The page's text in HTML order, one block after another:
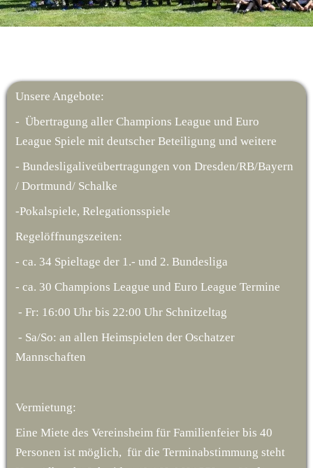
Unsere Angebote:
-  Übertragung aller Champions League und Euro
League Spiele mit deutscher Beteiligung und weitere
- Bundesligaliveübertragungen von Dresden/RB/Bayern
/ Dortmund/ Schalke
-Pokalspiele, Relegationsspiele
Regelöffnungszeiten:
- ca. 34 Spieltage der 1.- und 2. Bundesliga
- ca. 30 Champions League und Euro League Termine
- Fr: 16:00 Uhr bis 22:00 Uhr Schnitzeltag
- Sa/So: an allen Heimspielen der Oschatzer
Mannschaften
Vermietung:
Eine Miete des Vereinsheim für Familienfeier bis 40
Personen ist möglich,  für die Terminabstimmung steht